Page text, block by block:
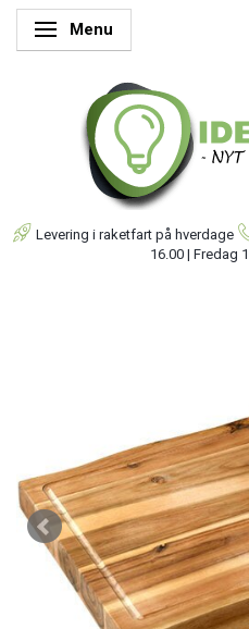
Skifte navigation
Menu
Levering i raketfart på hverdage
16.00 | Fredag